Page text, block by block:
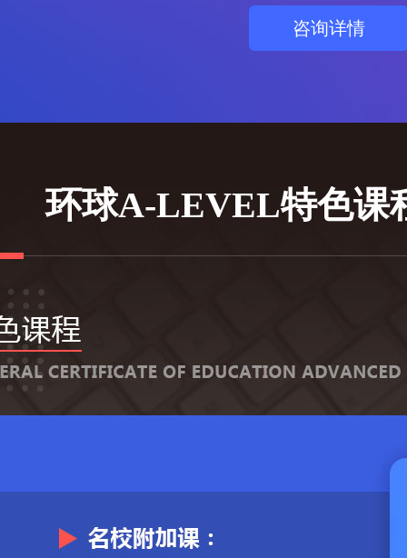
咨询详情
环球A-LEVEL特色课